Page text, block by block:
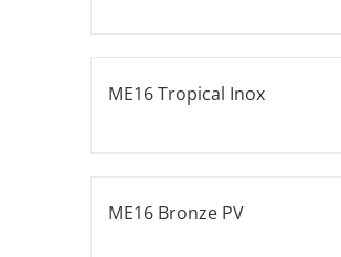
ME16 Tropical Inox
ME16 Bronze PV